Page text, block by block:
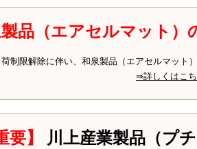
製品（エアセルマット
制限解除に伴い、和泉製品（エアセルマット
⇒詳しくはこ
要】
川上産業製品（プ